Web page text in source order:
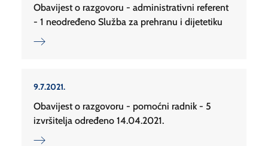
Obavijest o razgovoru - administrativni referent
- 1 neodređeno Služba za prehranu i dijetetiku
9.7.2021.
Obavijest o razgovoru - pomoćni radnik - 5
izvršitelja određeno 14.04.2021.